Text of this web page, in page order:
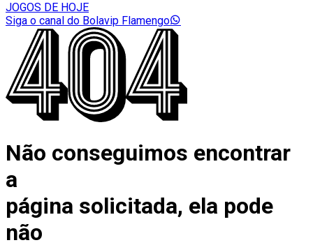
JOGOS DE HOJE
Siga o canal do Bolavip Flamengo
Não conseguimos encontrar
a
página solicitada, ela pode
não